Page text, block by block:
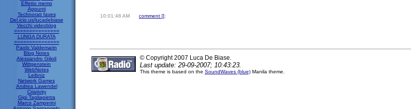
Effetto memo
Appunti
Technorati faves
Del.icio.us/lucadebiase
Vecchi videoblog
===============
LUNGA DURATA
===============
Paolo Valdemarin
Blog Notes
Alessandro Gilioli
Wittgenstein
WebNotes
Leibniz
Network Games
Andrea Lawendel
Criativity
Gigi Tagliapietra
Marco Zamperini
10:01:48 AM comment [];
© Copyright 2007 Luca De Biase.
Last update: 29-09-2007; 10:43:23.
This theme is based on the SoundWaves (blue) Manila theme.